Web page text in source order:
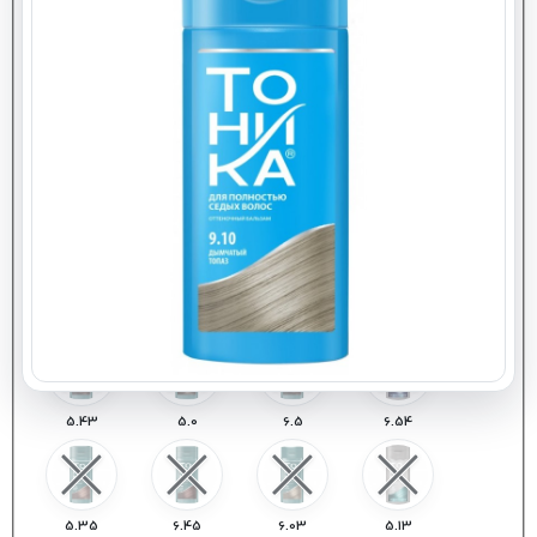
9.1
3.01
5.43 5.0 6.5 6.54
5.35 6.45 6.03 5.13